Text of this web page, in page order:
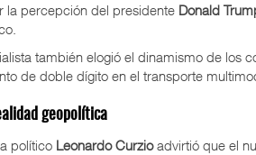
la percepción del presidente Donald
también elogió el dinamismo de los
de doble dígito en el transporte
geopolítica
político Leonardo Curzioadvirtió que el